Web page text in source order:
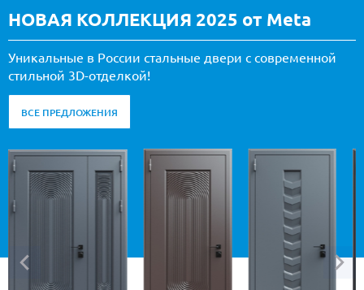
НОВАЯ КОЛЛЕКЦИЯ 2025 от Meta
Уникальные в России стальные двери с современной
стильной 3D-отделкой!
ВСЕ ПРЕДЛОЖЕНИЯ